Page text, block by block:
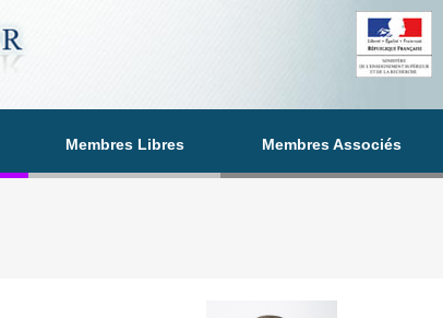
Membres Libres Membres Associés